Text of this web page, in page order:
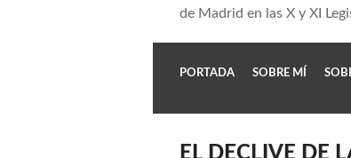
de Madrid en las X y XI
PORTADA SOBRE MÍ
EL DECLIVE DE